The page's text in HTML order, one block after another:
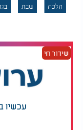
ברירת בגדים
בשבת?
הלכה שבת
שידור חי
עכשיו